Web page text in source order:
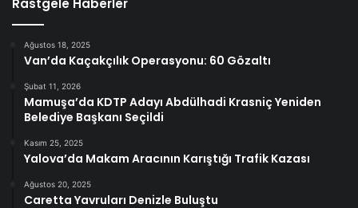
Rastgele Haberler
Ağustos 18, 2025
Van’da Kaçakçılık Operasyonu: 60 Gözaltı
Şubat 11, 2026
Mamuşa’da KDTP Adayı Abdülhadi Krasniç Yeniden
Belediye Başkanı Seçildi
Kasım 25, 2025
Yalova’da Makam Aracının Karıştığı Trafik Kazası
Ağustos 20, 2025
Caretta Yavruları Denizle Buluştu